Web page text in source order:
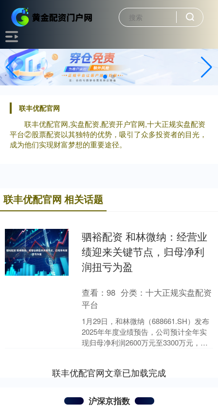
联丰优配官网
联丰优配官网,实盘配资,配资开户官网,十大正规实盘配资
平台②股票配资以其独特的优势，吸引了众多投资者的目光，
成为他们实现财富梦想的重要途径。
联丰优配官网 相关话题
驷裕配资 和林微纳：经营业
绩迎来关键节点，归母净利
润扭亏为盈
查看：98 分类：十大正规实盘配资
平台
1月29日，和林微纳（688661.SH）发布
2025年年度业绩预告，公司预计全年实
现归母净利润2600万元至3300万元，扣
联丰优配官网文章已加载完成
沪深京指数